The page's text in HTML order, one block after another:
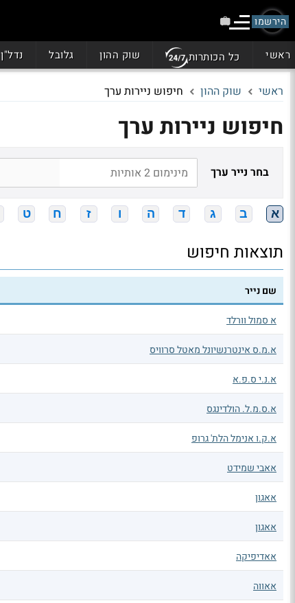
הירשמו
ראשי כל הכותרות שוק ההון גלובל נדל"ן
ראשי שוק ההון חיפוש ניירות ערך
חיפוש ניירות ערך
בחר נייר ערך
א ב ג ד ה ו ז ח ט
תוצאות חיפוש
שם נייר
א סמול וורלד
א.מ.ס אינטרנשיונל מאטל סרוויס
א.נ.י ס.פ.א
א.ס.מ.ל. הולדינגס
א.ק.ו אנימל הלת' גרופ
אאבי שמידט
אאגון
אאגון
אאדיפיקה
אאווה